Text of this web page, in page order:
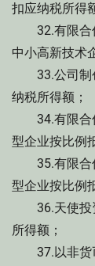
扣应纳税所得
32.有限合伙
中小高新技术
33.公司制创
纳税所得额；
34.有限合伙
型企业按比例
35.有限合伙
型企业按比例
36.天使投资
所得额；
37.以非货币